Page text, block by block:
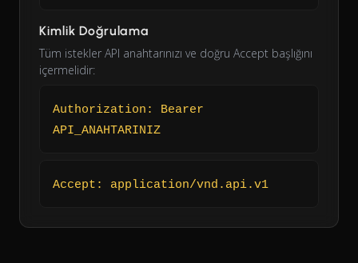
Kimlik Doğrulama
Tüm istekler API anahtarınızı ve doğru Accept başlığını
içermelidir:
Authorization: Bearer
API_ANAHTARINIZ
Accept: application/vnd.api.v1